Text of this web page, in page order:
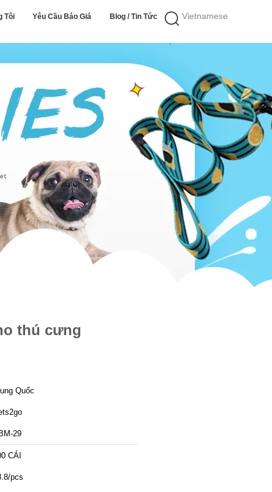
Vietnamese
Tôi Yêu Cầu Báo Giá Blog / Tin Tức
thú cưng
Quốc
29
CÁI
pcs